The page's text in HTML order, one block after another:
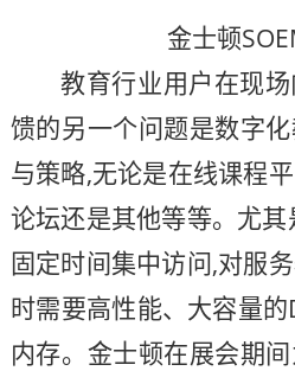
金士顿
教育行业用户在现
馈的另一个问题是数字
与策略,无论是在线课程
论坛还是其他等等。尤
固定时间集中访问,对服
时需要高性能、大容量
内存。金士顿在展会期